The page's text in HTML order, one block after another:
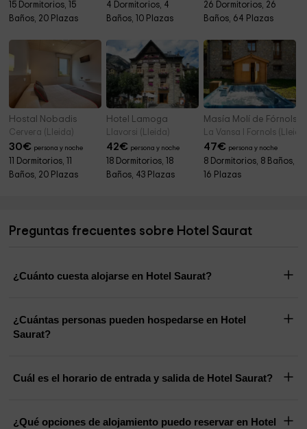
15 Dormitorios, 15
Baños, 20 Plazas
4 Dormitorios, 4
Baños, 10 Plazas
26 Dormitorios, 26
Baños, 64 Plazas
Hostal Nobadis
Cervera (Lleida)
30€ persona y noche
11 Dormitorios, 11
Baños, 20 Plazas
Hotel Lamoga
Llavorsi (Lleida)
42€ persona y noche
18 Dormitorios, 18
Baños, 43 Plazas
Masía Molí de Fórnols
La Vansa I Fornols
47€ persona y noche
8 Dormitorios, 8 Baños,
16 Plazas
Preguntas frecuentes sobre Hotel Saurat
¿Cuánto cuesta alojarse en Hotel Saurat?
¿Cuántas personas pueden hospedarse en Hotel
Saurat?
Cuál es el horario de entrada y salida de Hotel Saurat?
¿Qué opciones de alojamiento puedo reservar en Hotel